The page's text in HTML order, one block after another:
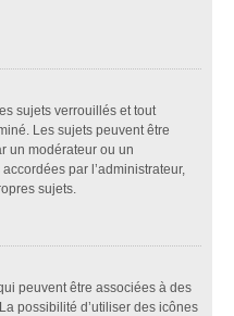
sujets verrouillés et tout
Les sujets peuvent être
un modérateur ou un
par l’administrateur,
sujets.
peuvent être associées à des
possibilité d’utiliser des icônes